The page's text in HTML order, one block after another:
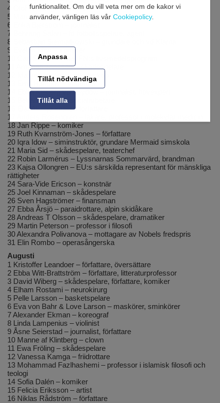
funktionalitet. Om du vill veta mer om de kakor vi
använder, vänligen läs vår Cookiepolicy.
Anpassa
Tillåt nödvändiga
Tillåt alla
4 Olof Wretling – komiker
5 Marie Göranzon – skådespelare
6 Erika Bjerström – journalist
7 Behrang Safari – fd fotbollsspelare, agent
8 Sebastian Siemiatkowski – grundare och vd Klarna
9 Evelyn Mok – komiker
10 Carl Skau – tf chef FN:s livsmedelsprogram
11 Amanda Jansson – skådespelare
12 Martin Modéus – ärkebiskop
13 Emil Hansius – youtuber
14 Ebba Kleberg von Sydow – journalist, hovexpert
15 Bettan Byvald – socialarbetare
16 Elaf Ali – journalist, författare
17 Anders Rosengren – läkare, professor i molekylär medicin
18 Jan Rippe – komiker
19 Ruth Kvarnström-Jones – författare
20 Iqra Idow – siminstruktör, grundare Mermaid simskola
21 Maria Sid – skådespelare, teaterchef
22 Robin Larmérus – Lyssnarnas Sommarvärd, brandman
23 Kajsa Ollongren – EU:s särskilda representant för mänskliga
rättigheter
24 Sara-Vide Ericson – konstnär
25 Joel Kinnaman – skådespelare
26 Sven Hagströmer – finansman
27 Ebba Årsjö – paraidrottare, alpin skidåkare
28 Andreas T Olsson – skådespelare, dramatiker
29 Martin Peterson – professor i filosofi
30 Alexandra Polivanova – mottagare av Nobels fredspris
31 Elin Rombo – operasångerska
Augusti
1 Kristoffer Leandoer – författare, översättare
2 Ebba Witt-Brattström – författare, litteraturprofessor
3 David Wiberg – skådespelare, författare, komiker
4 Elham Rostami – neurokirurg
5 Pelle Larsson – basketspelare
6 Eva von Bahr & Love Larson – maskörer, sminkörer
7 Alexander Ekman – koreograf
8 Linda Lampenius – violinist
9 Åsne Seierstad – journalist, författare
10 Manne af Klintberg – clown
11 Ewa Fröling – skådespelare
12 Vanessa Kamga – friidrottare
13 Mohammad Fazlhashemi – professor i islamisk filosofi och
teologi
14 Sofia Dalén – komiker
15 Felicia Eriksson – artist
16 Niklas Rådström – författare